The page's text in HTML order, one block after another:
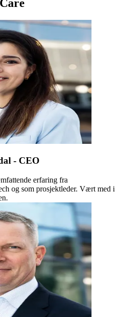
- CEO
erfaring fra
og som prosjektleder. Vært med i